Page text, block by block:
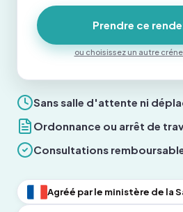
Sans salle d'attente ni
Ordonnance ou arrêt de
Consultations
Agréé par le ministère de la
Prendre ce
ou choisissez un autre